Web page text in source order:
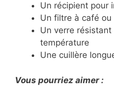
Un récipient pour
Un filtre à café
Un verre
température
Une cuillère
Vous pourriez aimer :